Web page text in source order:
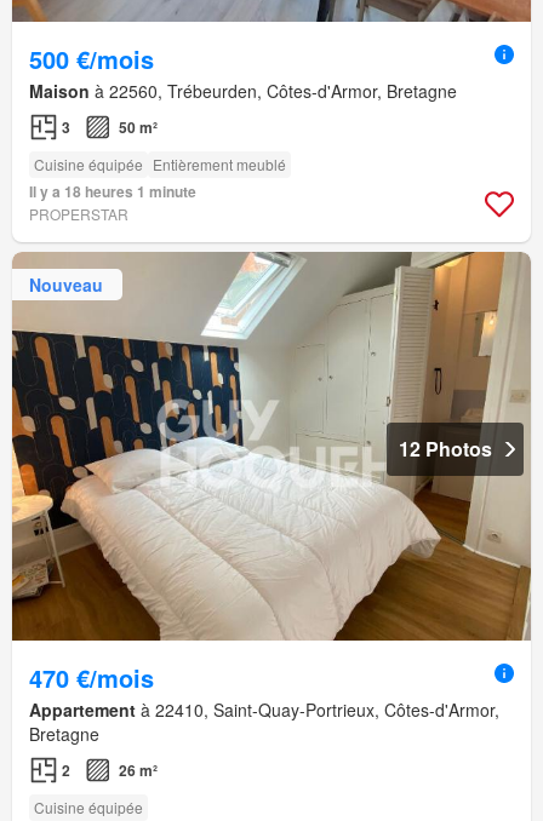
500 €/mois
Maison à 22560, Trébeurden, Côtes-d'Armor, Bretagne
3 50 m²
Cuisine équipée Entièrement meublé
Il y a 18 heures 1 minute
PROPERSTAR
Nouveau
12 Photos
470 €/mois
Appartement à 22410, Saint-Quay-Portrieux, Côtes-d'Armor,
Bretagne
2 26 m²
Cuisine équipée